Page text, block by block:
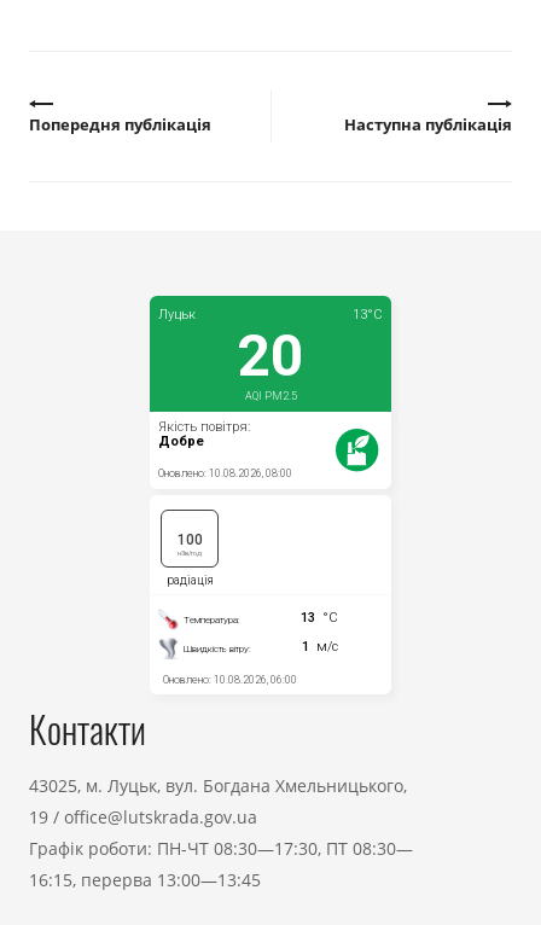
Попередня публікація Наступна публікація
Контакти
43025, м. Луцьк, вул. Богдана Хмельницького,
19 / office@lutskrada.gov.ua
Графік роботи: ПН-ЧТ 08:30—17:30, ПТ 08:30—
16:15, перерва 13:00—13:45